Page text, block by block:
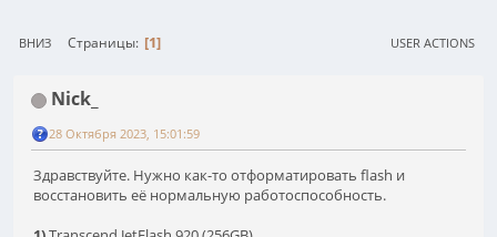
ВНИЗ Страницы 1 USER ACTIONS
Nick_
28 Октября 2023, 15:01:59
Здравствуйте. Нужно как-то отформатировать flash и
восстановить её нормальную работоспособность.